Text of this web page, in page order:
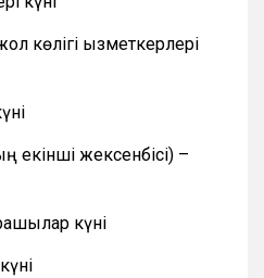
көлігі қызметкерлері
екінші жексенбісі) –
күні